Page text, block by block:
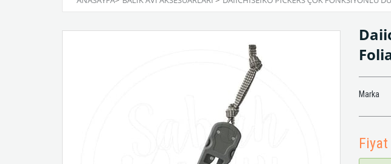
Marka
Fiyat